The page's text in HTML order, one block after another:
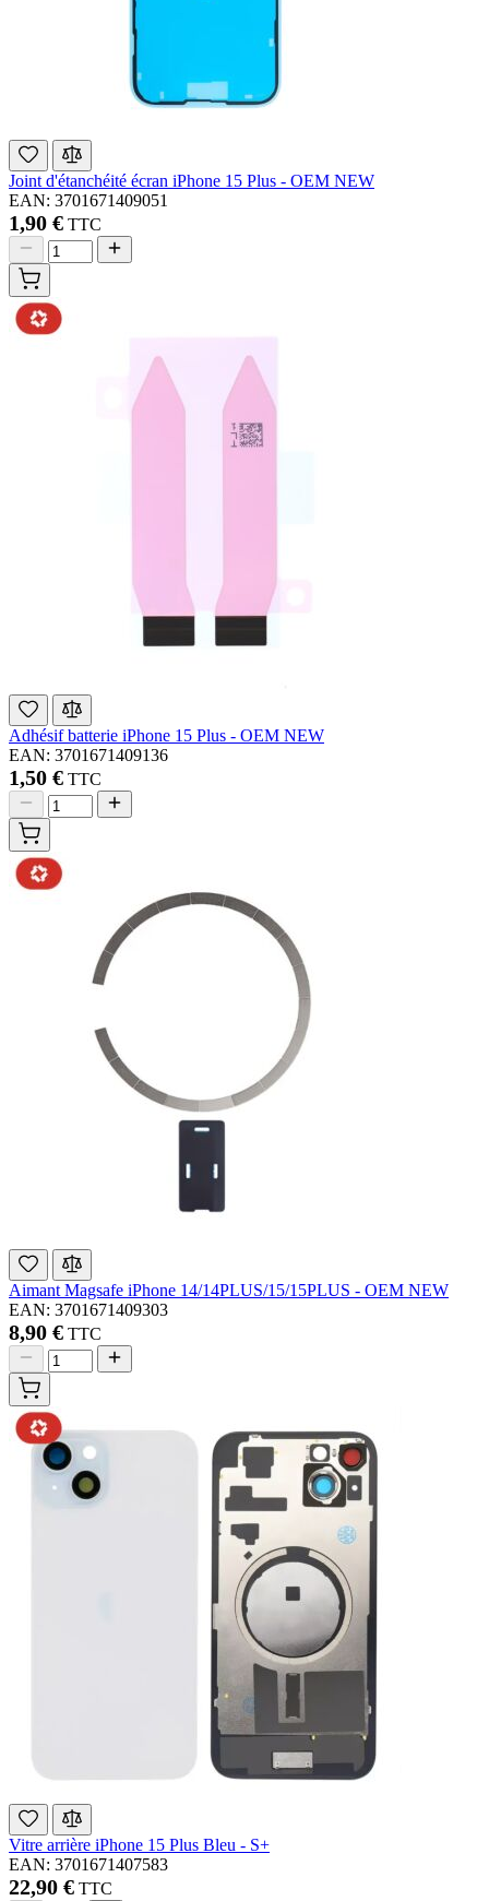
Joint d'étanchéité écran iPhone 15 Plus - OEM NEW
EAN: 3701671409051
1,90 € TTC
Adhésif batterie iPhone 15 Plus - OEM NEW
EAN: 3701671409136
1,50 € TTC
Aimant Magsafe iPhone 14/14PLUS/15/15PLUS - OEM NEW
EAN: 3701671409303
8,90 € TTC
Vitre arrière iPhone 15 Plus Bleu - S+
EAN: 3701671407583
22,90 € TTC